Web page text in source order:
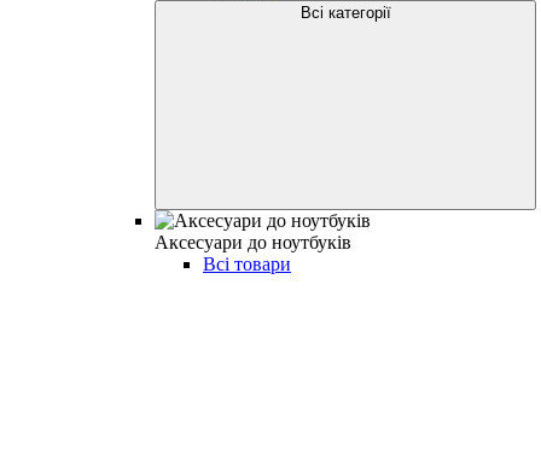
Всі категорії
Аксесуари до ноутбуків
Всі товари